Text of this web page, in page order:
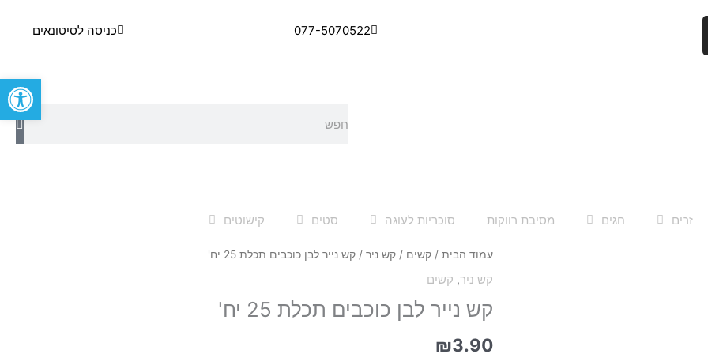
077-5070522 כניסה לסיטונאים
זרים חגים מסיבת רווקות סוכריות לעוגה סטים קישוטים
עמוד הבית / קשים / קש ניר / קש נייר לבן כוכבים תכלת 25 יח'
קש ניר, קשים
קש נייר לבן כוכבים תכלת 25 יח'
₪3.90
כמות
קש
נייר
לבן
כוכבים
פתח